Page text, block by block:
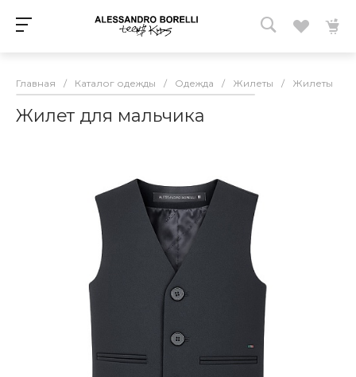
Главная / Каталог одежды / Одежда / Жилеты / Жилеты
Жилет для мальчика